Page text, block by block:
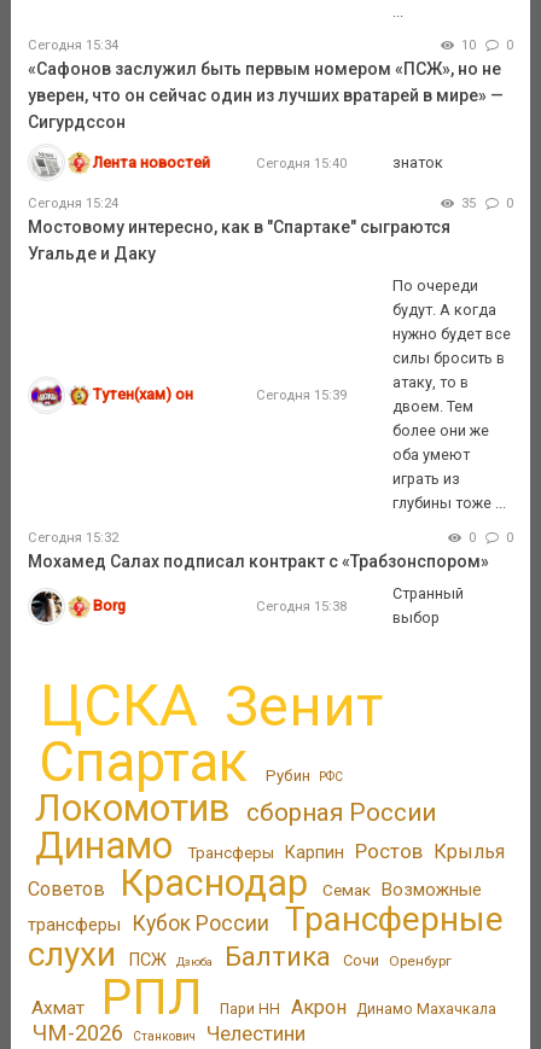
Сегодня 15:34 10 0
«Сафонов заслужил быть первым номером «ПСЖ», но не
уверен, что он сейчас один из лучших вратарей в мире» —
Сигурдссон
Лента новостей Сегодня 15:40 знаток
Сегодня 15:24 35 0
Мостовому интересно, как в "Спартаке" сыграются
Угальде и Даку
Тутен(хам) он Сегодня 15:39
По очереди
будут. А когда
нужно будет все
силы бросить в
атаку, то в
двоем. Тем
более они же
оба умеют
играть из
глубины тоже ...
Сегодня 15:32 0 0
Мохамед Салах подписал контракт с «Трабзонспором»
Borg Сегодня 15:38
Странный
выбор
ЦСКА Зенит
Спартак Рубин РФС
Локомотив сборная России
Динамо Трансферы Карпин Ростов
Крылья
Советов
Краснодар Семак Возможные
трансферы
Кубок России
Трансферные
слухи
ПСЖ Дзюба Балтика Сочи Оренбург
Ахмат РПЛ Пари НН Акрон Динамо Махачкала
ЧМ-2026 Станкович Челестини